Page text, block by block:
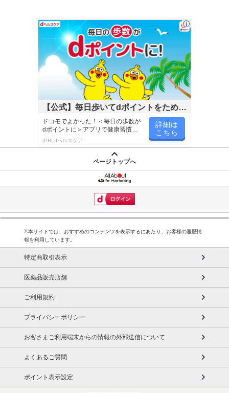
【公式】毎日歩いてdポイントをためよ
う！
ドコモでよかった！＜毎日の歩数が
dポイントに＞アプリで健康習慣が
楽しく続く！
[PR] dヘルスケア
詳細は
こちら
ページトップへ
※本サイトでは、おすすめのコンテンツを表示するにあたり、お客様の履歴情
報を利用しています。
特定商取引表示
医薬品販売店舗
ご利用規約
プライバシーポリシー
お客さまご利用端末からの情報の外部送信について
よくあるご質問
ポイント表示設定